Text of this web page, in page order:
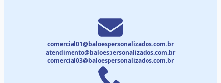
comercial01@baloespersonalizados.com.br
atendimento@baloespersonalizados.com.br
comercial03@baloespersonalizados.com.br